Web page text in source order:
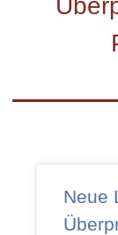
Neue